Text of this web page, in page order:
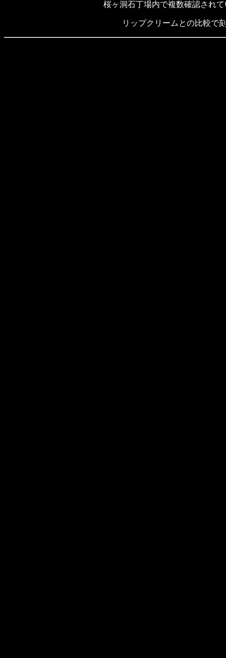
桜ヶ洞石丁場内で複数確認され
リップクリームとの比較で